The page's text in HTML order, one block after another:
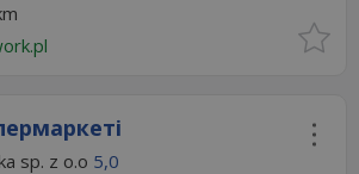
sp. z o.o 5,0